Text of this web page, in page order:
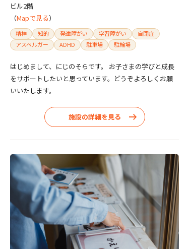
ビル2階
（Mapで見る）
精神 知的 発達障がい 学習障がい
自閉症
アスペルガー
ADHD 駐車場 駐輪場
はじめまして、にじのそらです。 お子さまの学びと成長
をサポートしたいと思っています。どうぞよろしくお願
いいたします。
施設の詳細を見る